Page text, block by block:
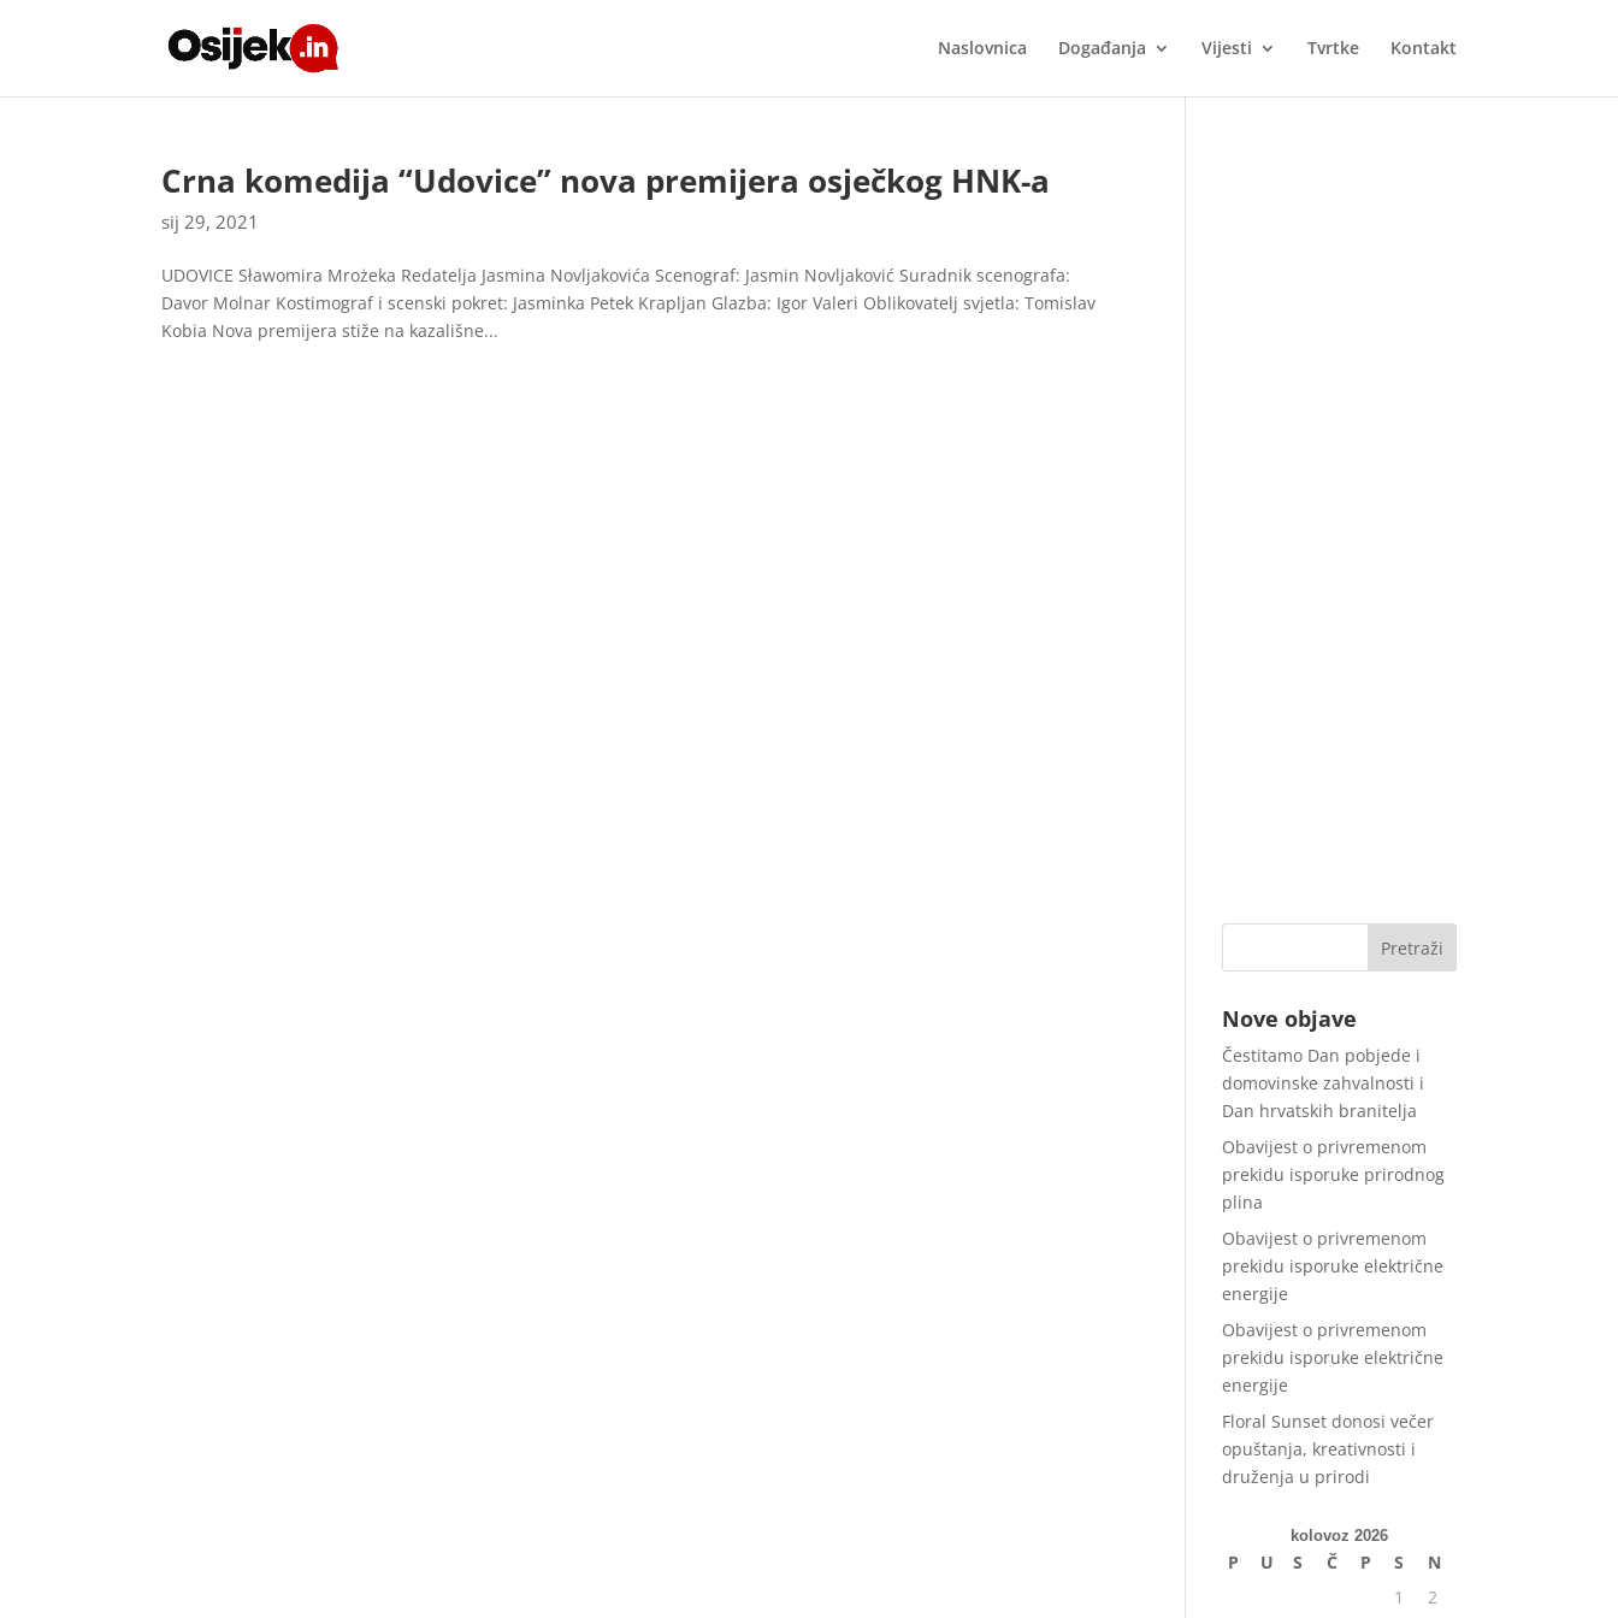
Naslovnica Događanja Vijesti Tvrtke Kontakt
Crna komedija “Udovice” nova premijera osječkog HNK-a
sij 29, 2021
UDOVICE Sławomira Mrożeka Redatelja Jasmina Novljakovića Scenograf: Jasmin Novljaković Suradnik scenografa:
Davor Molnar Kostimograf i scenski pokret: Jasminka Petek Krapljan Glazba: Igor Valeri Oblikovatelj svjetla: Tomislav
Kobia Nova premijera stiže na kazališne...
Nove objave
Čestitamo Dan pobjede i
domovinske zahvalnosti i
Dan hrvatskih branitelja
Obavijest o privremenom
prekidu isporuke prirodnog
plina
Obavijest o privremenom
prekidu isporuke električne
energije
Obavijest o privremenom
prekidu isporuke električne
energije
Floral Sunset donosi večer
opuštanja, kreativnosti i
druženja u prirodi
kolovoz 2026
P U S Č P S
N
1
2